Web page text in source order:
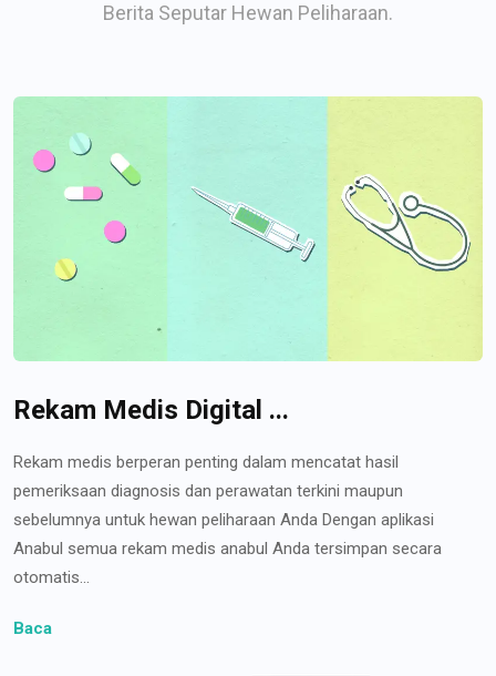
Berita Seputar Hewan Peliharaan.
Rekam Medis Digital ...
Rekam medis berperan penting dalam mencatat hasil
pemeriksaan diagnosis dan perawatan terkini maupun
sebelumnya untuk hewan peliharaan Anda Dengan aplikasi
Anabul semua rekam medis anabul Anda tersimpan secara
otomatis...
Baca